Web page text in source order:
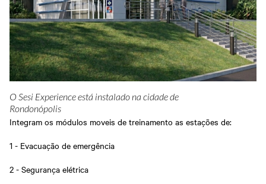
O Sesi Experience está instalado na cidade de
Rondonópolis
Integram os módulos moveis de treinamento as estações de:
1 - Evacuação de emergência
2 - Segurança elétrica